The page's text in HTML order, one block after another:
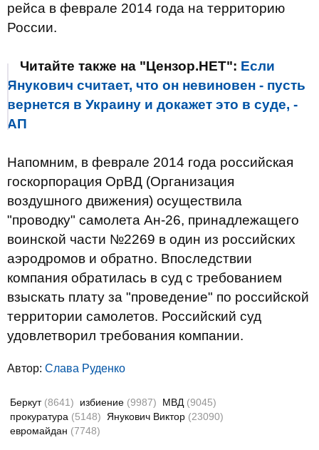
рейса в феврале 2014 года на территорию
России.
Читайте также на "Цензор.НЕТ": Если
Янукович считает, что он невиновен - пусть
вернется в Украину и докажет это в суде, -
АП
Напомним, в феврале 2014 года российская
госкорпорация ОрВД (Организация
воздушного движения) осуществила
"проводку" самолета Ан-26, принадлежащего
воинской части №2269 в один из российских
аэродромов и обратно. Впоследствии
компания обратилась в суд с требованием
взыскать плату за "проведение" по российской
территории самолетов. Российский суд
удовлетворил требования компании.
Автор: Слава Руденко
Беркут (8641) избиение (9987) МВД (9045)
прокуратура (5148) Янукович Виктор (23090)
евромайдан (7748)